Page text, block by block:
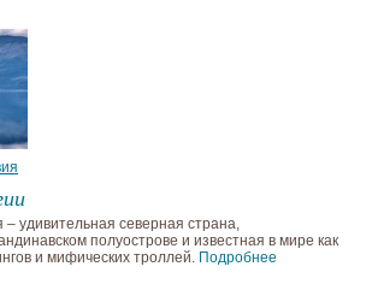
– удивительная северная страна,
полуострове и известная в мире как
и мифических троллей. Подробнее